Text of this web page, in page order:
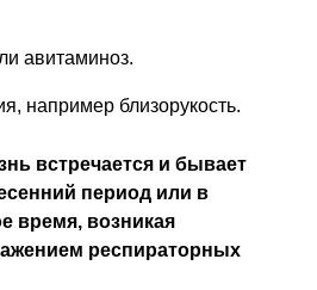
авитаминоз.
например близорукость.
встречается и бывает
период или в
время, возникая
респираторных